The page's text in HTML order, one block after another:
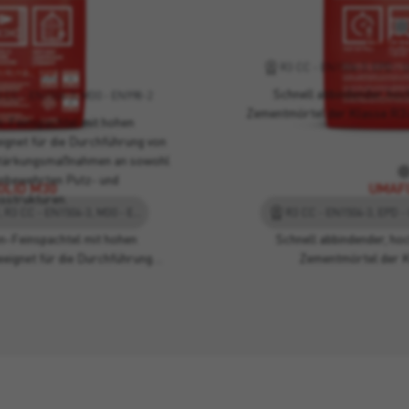
M30
Feinspachtel mit hohen
für die Durchführung…
M30
CC - EN1504-3, M30 - EN998-2
mit hohen
für die Durchführung von
an sowohl
Putz- und
Schnell abbindender,
Zementmörtel der
Schnell abbindender,
Zementmörtel der Klasse R3